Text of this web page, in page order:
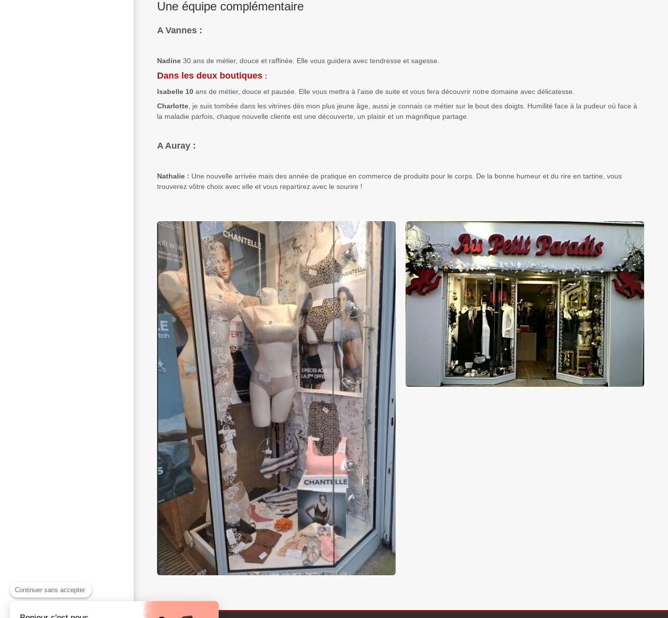
Une équipe complémentaire
A Vannes :
Nadine 30 ans de métier, douce et raffinée. Elle vous guidera avec tendresse et sagesse.
Dans les deux boutiques :
Isabelle 10 ans de métier, douce et pausée. Elle vous mettra à l'aise de suite et vous fera découvrir notre domaine avec délicatesse.
Charlotte , je suis tombée dans les vitrines dès mon plus jeune âge, aussi je connais ce métier sur le bout des doigts. Humilité face à la pudeur où face à
la maladie parfois, chaque nouvelle cliente est une découverte, un plaisir et un magnifique partage.
A Auray :
Nathalie : Une nouvelle arrivée mais des année de pratique en commerce de produits pour le corps. De la bonne humeur et du rire en tartine, vous
trouverez vôtre choix avec elle et vous repartirez avec le sourire !
Continuer sans accepter